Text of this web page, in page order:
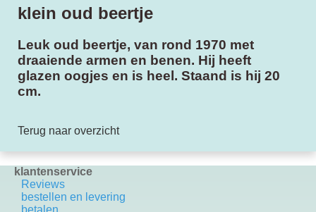
klein oud beertje
Leuk oud beertje, van rond 1970 met
draaiende armen en benen. Hij heeft
glazen oogjes en is heel. Staand is hij 20
cm.
Terug naar overzicht
klantenservice
Reviews
bestellen en levering